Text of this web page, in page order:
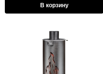
В корзину